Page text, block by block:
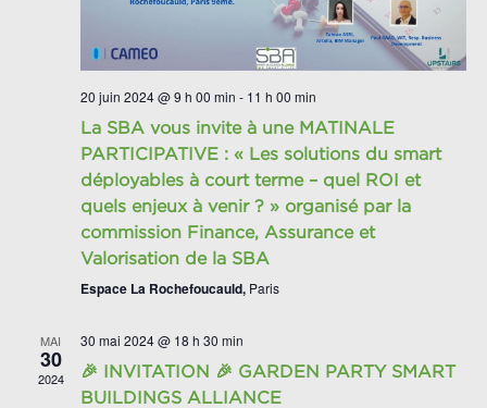
20 juin 2024 @ 9 h 00 min - 11 h 00 min
La SBA vous invite à une MATINALE
PARTICIPATIVE : « Les solutions du smart
déployables à court terme – quel ROI et
quels enjeux à venir ? » organisé par la
commission Finance, Assurance et
Valorisation de la SBA
Espace La Rochefoucauld, Paris
MAI
30
2024
30 mai 2024 @ 18 h 30 min
🎉 INVITATION 🎉 GARDEN PARTY SMART
BUILDINGS ALLIANCE